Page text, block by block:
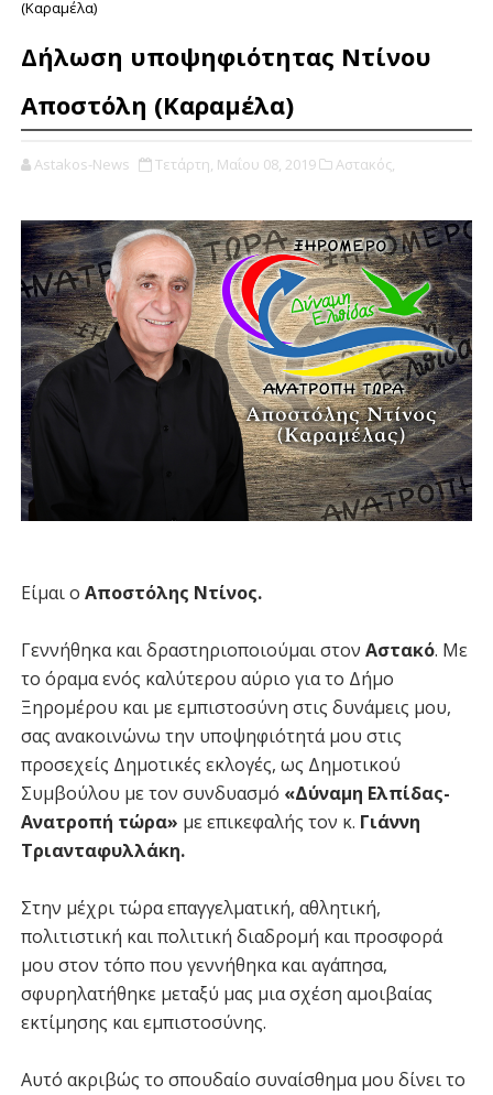
(Καραμέλα)
Δήλωση υποψηφιότητας Ντίνου
Αποστόλη (Καραμέλα)
Astakos-News Τετάρτη, Μαΐου 08, 2019 Αστακός,
Είμαι ο Αποστόλης Ντίνος.
Γεννήθηκα και δραστηριοποιούμαι στον Αστακό. Με
το όραμα ενός καλύτερου αύριο για το Δήμο
Ξηρομέρου και με εμπιστοσύνη στις δυνάμεις μου,
σας ανακοινώνω την υποψηφιότητά μου στις
προσεχείς Δημοτικές εκλογές, ως Δημοτικού
Συμβούλου με τον συνδυασμό «Δύναμη Ελπίδας-
Ανατροπή τώρα» με επικεφαλής τον κ. Γιάννη
Τριανταφυλλάκη.
Στην μέχρι τώρα επαγγελματική, αθλητική,
πολιτιστική και πολιτική διαδρομή και προσφορά
μου στον τόπο που γεννήθηκα και αγάπησα,
σφυρηλατήθηκε μεταξύ μας μια σχέση αμοιβαίας
εκτίμησης και εμπιστοσύνης.
Αυτό ακριβώς το σπουδαίο συναίσθημα μου δίνει το